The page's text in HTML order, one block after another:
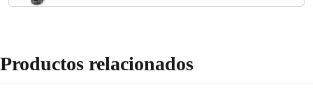
Productos relacionados